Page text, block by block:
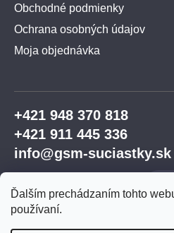
Ďalším prechádzaním tohto
používaní.
Obchodné podmienky
Ochrana osobných údajov
Moja objednávka
+421 948 370 818
+421 911 445 336
info@gsm-suciastky.sk